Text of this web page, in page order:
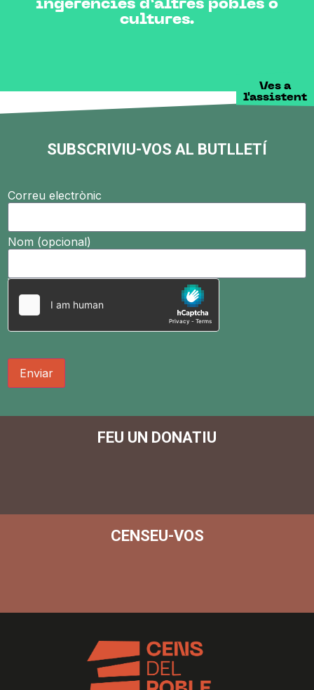
ingerències d’altres pobles o
cultures.
Ves a
l'assistent
SUBSCRIVIU-VOS AL BUTLLETÍ
Correu electrònic
Nom (opcional)
Enviar
FEU UN DONATIU
CENSEU-VOS